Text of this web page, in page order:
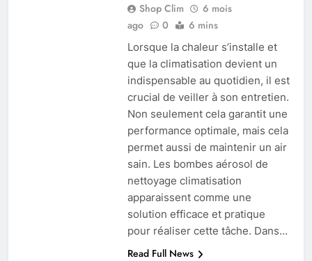
Shop Clim
6 mois
ago
0 6 mins
Lorsque la chaleur s’installe et
que la climatisation devient un
indispensable au quotidien, il est
crucial de veiller à son entretien.
Non seulement cela garantit une
performance optimale, mais cela
permet aussi de maintenir un air
sain. Les bombes aérosol de
nettoyage climatisation
apparaissent comme une
solution efficace et pratique
pour réaliser cette tâche. Dans…
Read Full News